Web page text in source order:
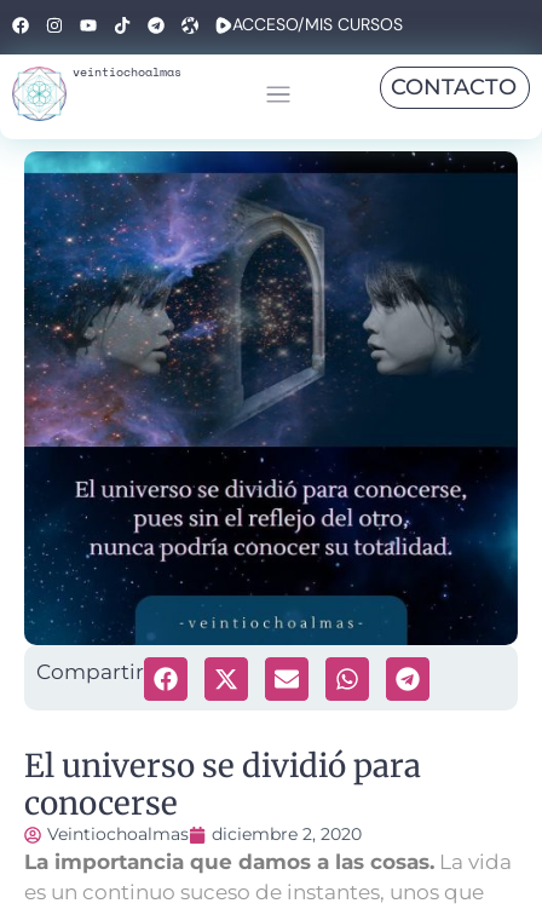
ACCESO/MIS CURSOS
veintiochoalmas
CONTACTO
Compartir
El universo se dividió para
conocerse
Veintiochoalmas diciembre 2, 2020
La importancia que damos a las cosas. La vida
es un continuo suceso de instantes, unos que